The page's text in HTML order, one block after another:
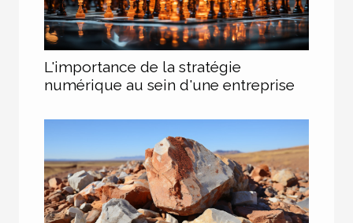
L'importance de la stratégie
numérique au sein d'une entreprise